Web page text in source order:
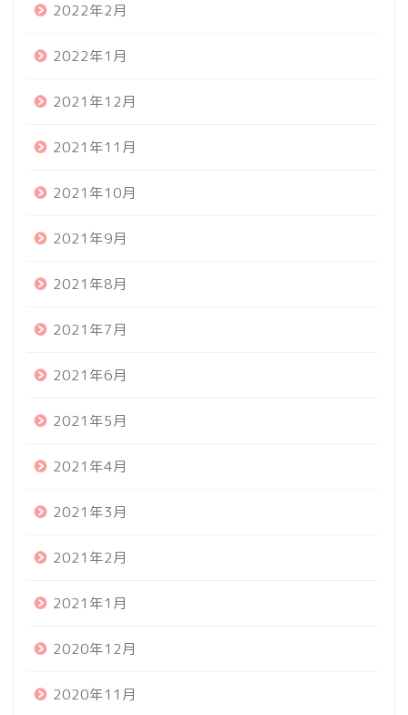
2022年2月
2022年1月
2021年12月
2021年11月
2021年10月
2021年9月
2021年8月
2021年7月
2021年6月
2021年5月
2021年4月
2021年3月
2021年2月
2021年1月
2020年12月
2020年11月